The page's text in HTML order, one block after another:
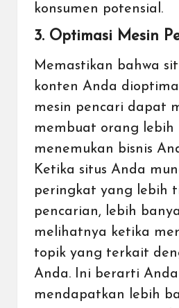
konsumen potensial.
3. Optimasi Mesin
Memastikan bahwa
konten Anda
mesin pencari dapat
membuat orang lebih
menemukan bisnis
Ketika situs Anda
peringkat yang lebih
pencarian, lebih
melihatnya ketika
topik yang terkait
Anda. Ini berarti
mendapatkan lebih